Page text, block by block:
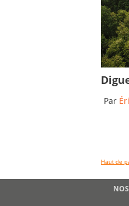
Par
Haut de